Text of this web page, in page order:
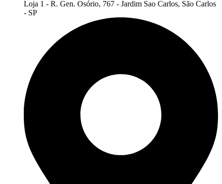
Loja 1 - R. Gen. Osório, 767 - Jardim Sao Carlos, São Carlos
- SP